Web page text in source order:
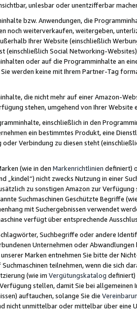
unlesbar oder unentzifferbar
bzw. Anwendungen, die
noch weiterverkaufen, weitergeben,
Ihrer Website (einschließlich
(einschließlich Social Networking-
oder auf die Programminhalte an
werden keine mit Ihrem Partner-Tag
die nicht mehr auf einer Amazon-
stehen, umgehend von Ihrer
einschließlich in den
ein bestimmtes Produkt, eine
oder Verbindung zu diesen steht
(wie in den Markenrichtlinien definiert)
„kindel“) nicht zwecks Nutzung in einer
zu sonstigen Amazon zur
Suchmaschinen Geschützte Begriffe
mit Suchergebnissen verwendet
verfügt über entsprechende
Suchbegriffe oder andere
Unternehmen oder
Marken entnehmen Sie bitte der
teilnehmen, wenn die sich
(wie im Vergütungskatalog definiert)
stellen, damit Sie bei
auftauchen, solange Sie die
nicht unmittelbar oder mittelbar über eine